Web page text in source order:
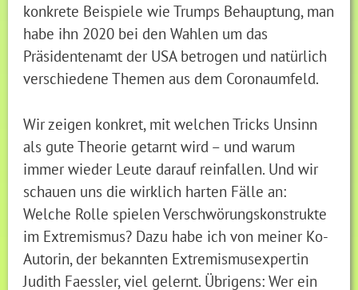
konkrete Beispiele wie Trumps Behauptung, man
habe ihn 2020 bei den Wahlen um das
Präsidentenamt der USA betrogen und natürlich
verschiedene Themen aus dem Coronaumfeld.
Wir zeigen konkret, mit welchen Tricks Unsinn
als gute Theorie getarnt wird – und warum
immer wieder Leute darauf reinfallen. Und wir
schauen uns die wirklich harten Fälle an:
Welche Rolle spielen Verschwörungskonstrukte
im Extremismus? Dazu habe ich von meiner Ko-
Autorin, der bekannten Extremismusexpertin
Judith Faessler, viel gelernt. Übrigens: Wer ein